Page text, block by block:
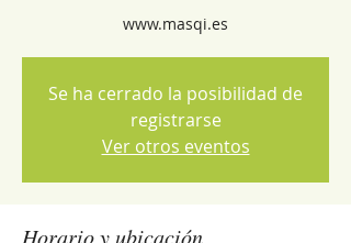
www.masqi.es
Se ha cerrado la posibilidad de
registrarse
Ver otros eventos
Horario y ubicación